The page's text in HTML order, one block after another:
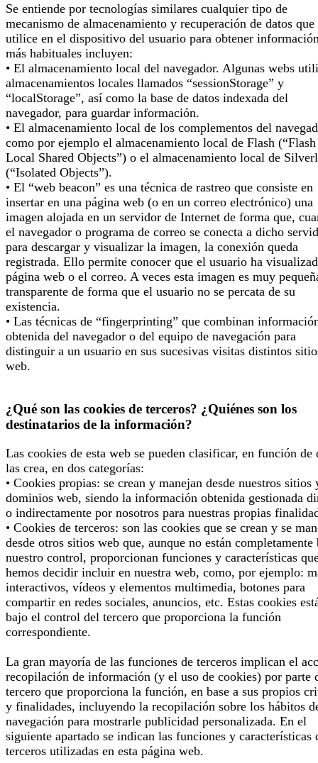
Se entiende por tecnologías similares cualquier tipo de
mecanismo de almacenamiento y recuperación de datos que
utilice en el dispositivo del usuario para obtener
más habituales incluyen:
• El almacenamiento local del navegador. Algunas webs
almacenamientos locales llamados “sessionStorage” y
“localStorage”, así como la base de datos indexada del
navegador, para guardar información.
• El almacenamiento local de los complementos del
como por ejemplo el almacenamiento local de Flash (“Flash
Local Shared Objects”) o el almacenamiento local de
(“Isolated Objects”).
• El “web beacon” es una técnica de rastreo que consiste en
insertar en una página web (o en un correo electrónico) una
imagen alojada en un servidor de Internet de forma que,
el navegador o programa de correo se conecta a dicho
para descargar y visualizar la imagen, la conexión queda
registrada. Ello permite conocer que el usuario ha
página web o el correo. A veces esta imagen es muy
transparente de forma que el usuario no se percata de su
existencia.
• Las técnicas de “fingerprinting” que combinan
obtenida del navegador o del equipo de navegación para
distinguir a un usuario en sus sucesivas visitas distintos
web.
¿Qué son las cookies de terceros? ¿Quiénes son los
destinatarios de la información?
Las cookies de esta web se pueden clasificar, en función de
las crea, en dos categorías:
• Cookies propias: se crean y manejan desde nuestros sitios
dominios web, siendo la información obtenida gestionada
o indirectamente por nosotros para nuestras propias
• Cookies de terceros: son las cookies que se crean y se
desde otros sitios web que, aunque no están completamente
nuestro control, proporcionan funciones y características
hemos decidir incluir en nuestra web, como, por ejemplo:
interactivos, vídeos y elementos multimedia, botones para
compartir en redes sociales, anuncios, etc. Estas cookies
bajo el control del tercero que proporciona la función
correspondiente.
La gran mayoría de las funciones de terceros implican el
recopilación de información (y el uso de cookies) por parte
tercero que proporciona la función, en base a sus propios
y finalidades, incluyendo la recopilación sobre los hábitos
navegación para mostrarle publicidad personalizada. En el
siguiente apartado se indican las funciones y características
terceros utilizadas en esta página web.